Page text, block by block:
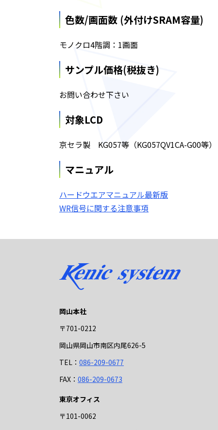
色数/画面数 (外付けSRAM容量)
モノクロ4階調：1画面
サンプル価格(税抜き)
お問い合わせ下さい
対象LCD
京セラ製 KG057等（KG057QV1CA-G00等）
マニュアル
ハードウエアマニュアル最新版
WR信号に関する注意事項
岡山本社
〒701-0212
岡山県岡山市南区内尾626-5
TEL： 086-209-0677
FAX： 086-209-0673
東京オフィス
〒101-0062